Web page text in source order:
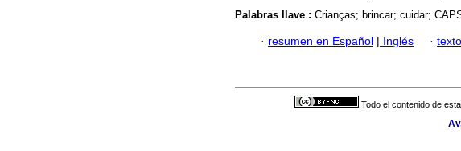
Palabras llave : Crianças; brincar; cuidar;
· resumen en Español | Inglés ·
Todo el contenido de